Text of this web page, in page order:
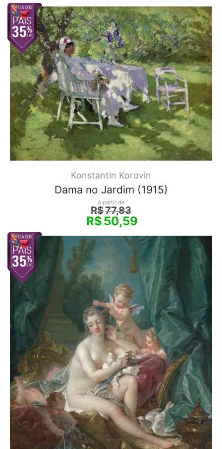
Konstantin Korovin
Dama no Jardim (1915)
A partir de
R$77,83
R$50,59